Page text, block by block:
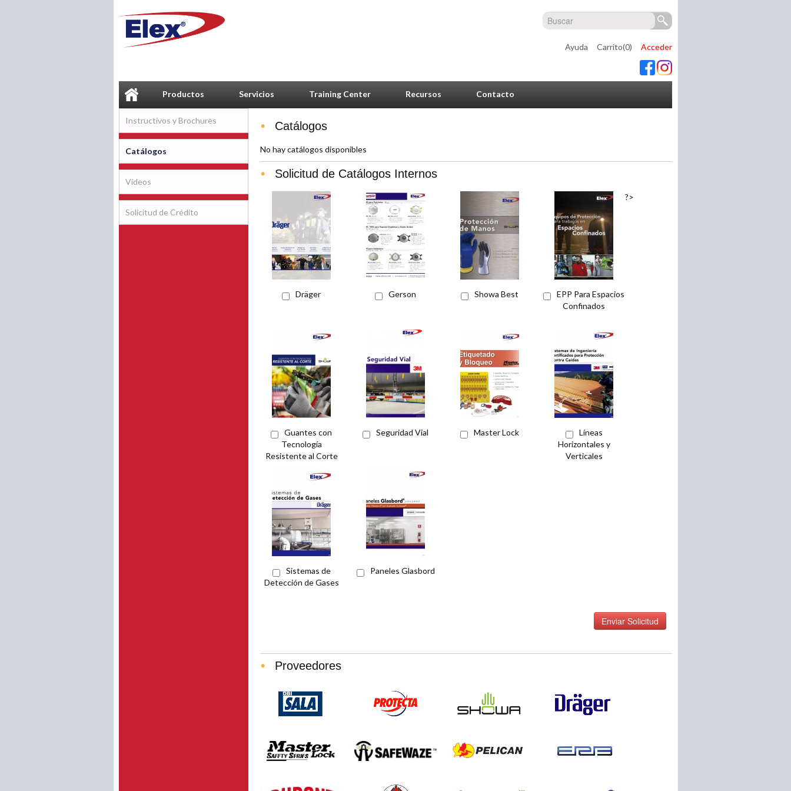
Ayuda Carrito(0) Acceder
Productos Servicios Training Center Recursos Contacto
Instructivos y Brochures
Catálogos
Videos
Solicitud de Crédito
Catálogos
No hay catálogos disponibles
Solicitud de Catálogos Internos
Dräger Gerson Showa Best
EPP Para Espacios
Confinados
Guantes con
Tecnología
Resistente al Corte
Seguridad Vial Master Lock
Líneas
Horizontales y
Verticales
Sistemas de
Detección de Gases
Paneles Glasbord
?>
Proveedores